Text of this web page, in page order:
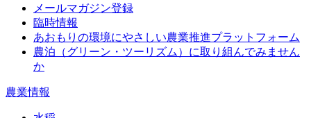
メールマガジン登録
臨時情報
あおもりの環境にやさしい農業推進プラットフォーム
農泊（グリーン・ツーリズム）に取り組んでみません
か
農業情報